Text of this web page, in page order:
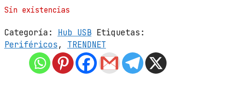
Sin existencias
Categoría: Hub USB Etiquetas:
Periféricos, TRENDNET